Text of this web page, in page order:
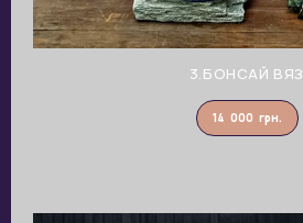
3.БОНСАЙ ВЯЗ
14 000 грн.